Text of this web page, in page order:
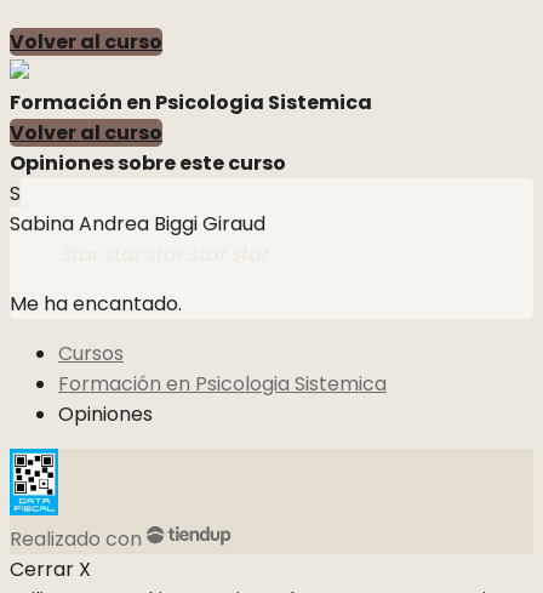
Volver al curso
Formación en Psicologia Sistemica
Volver al curso
Opiniones sobre este curso
S
Sabina Andrea Biggi Giraud
Me ha encantado.
Cursos
Formación en Psicologia Sistemica
Opiniones
Realizado con
Cerrar X